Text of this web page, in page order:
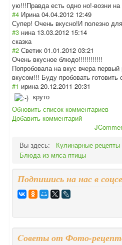
ую!!!Правда есть одно но!-возни
#4 Ирина 04.04.2012 12:49
Супер! Очень вкусно!И полезно
#3 нина 13.03.2012 15:14
сказка
#2 Светик 01.01.2012 03:21
Очень вкусное блюдо!!!!!!!!!!!!
Попробовала на вкус вчера
вкусом!!! Буду пробовать готовить
#1 ирина 20.12.2011 20:31
круто
Обновить список комментариев
Добавить комментарий
Вы здесь:
Кулинарные рецепты
Блюда из мяса птицы
Подпишись на нас в
Cоветы от Фото-